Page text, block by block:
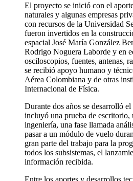
El proyecto se inició con el
naturales y algunas empresas
con recursos de la Universidad
fueron invertidos en la
espacial José María González
Rodrigo Noguera Laborde y en
osciloscopios, fuentes, antenas,
se recibió apoyo humano y
Aérea Colombiana y de otras
Internacional de Física.
Durante dos años se desarrolló
incluyó una prueba de escritorio,
ingeniería, una fase llamada
pasar a un módulo de vuelo
gran parte del trabajo para la
todos los subsistemas, el
información recibida.
Entre los aportes y desarrollos